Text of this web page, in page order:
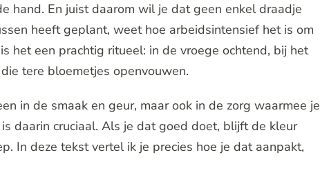
hand. En juist daarom wil je dat geen enkel draadje
heeft geplant, weet hoe arbeidsintensief het is om
het een prachtig ritueel: in de vroege ochtend, bij het
tere bloemetjes openvouwen.
in de smaak en geur, maar ook in de zorg waarmee je
daarin cruciaal. Als je dat goed doet, blijft de kleur
In deze tekst vertel ik je precies hoe je dat aanpakt,